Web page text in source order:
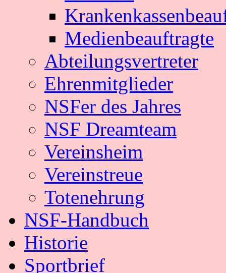
Medienbeauftragte
Abteilungsvertreter
Ehrenmitglieder
NSFer des Jahres
NSF Dreamteam
Vereinsheim
Vereinstreue
Totenehrung
NSF-Handbuch
Historie
Sportbrief